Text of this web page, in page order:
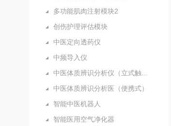
多功能肌肉注射模块2
创伤护理评估模块
中医定向透药仪
中频导入仪
中医体质辨识分析医（便携式）
智能中医机器人
智能医用空气净化器